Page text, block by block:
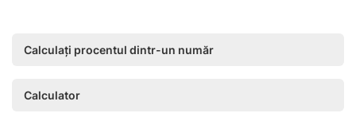
Calculați procentul dintr-un număr
Calculator